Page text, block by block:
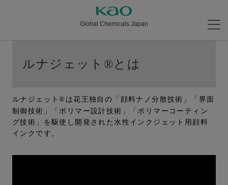
Global Chemicals Japan
ルナジェット ® とは
ルナジェット® は花王独自の「顔料ナノ分散技術」「界面
制御技術」「ポリマー設計技術」「ポリマーコーティン
グ技術」を駆使し開発された水性インクジェット用顔料
インクです。